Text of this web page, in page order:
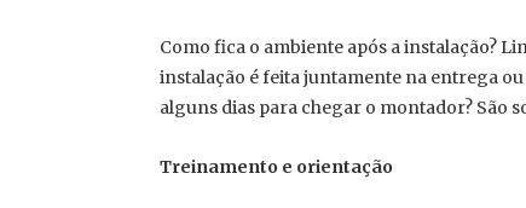
Como fica o ambiente após a instalação?
instalação é feita juntamente na entrega
alguns dias para chegar o montador? São
Treinamento e orientação